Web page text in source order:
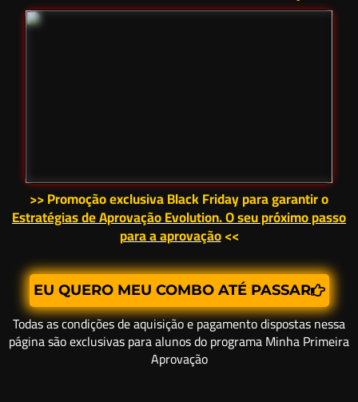
>> Promoção exclusiva Black Friday para garantir o
Estratégias de Aprovação Evolution. O seu próximo passo
para a aprovação<<
EU QUERO MEU COMBO ATÉ PASSAR
Todas as condições de aquisição e pagamento dispostas nessa
página são exclusivas para alunos do programa Minha Primeira
Aprovação